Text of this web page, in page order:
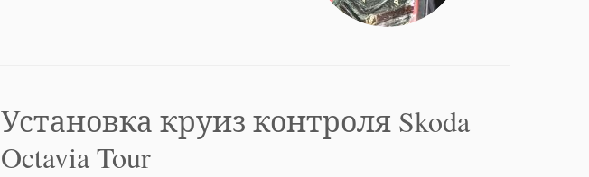
Установка круиз контроля Skoda
Octavia Tour